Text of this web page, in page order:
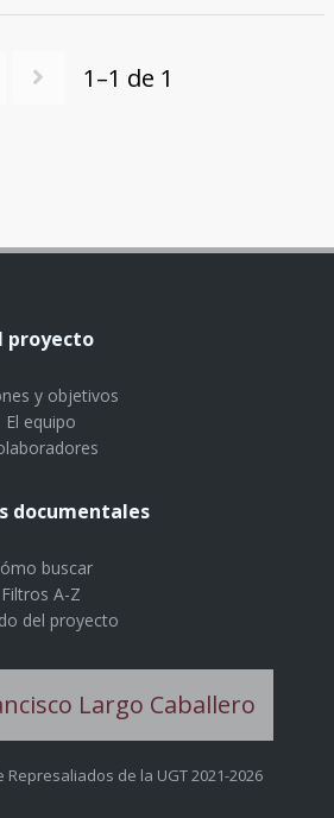
1–1 de 1
proyecto
y objetivos
El equipo
documentales
buscar
Filtros A-Z
del proyecto
Represaliados de la UGT 2021-2026